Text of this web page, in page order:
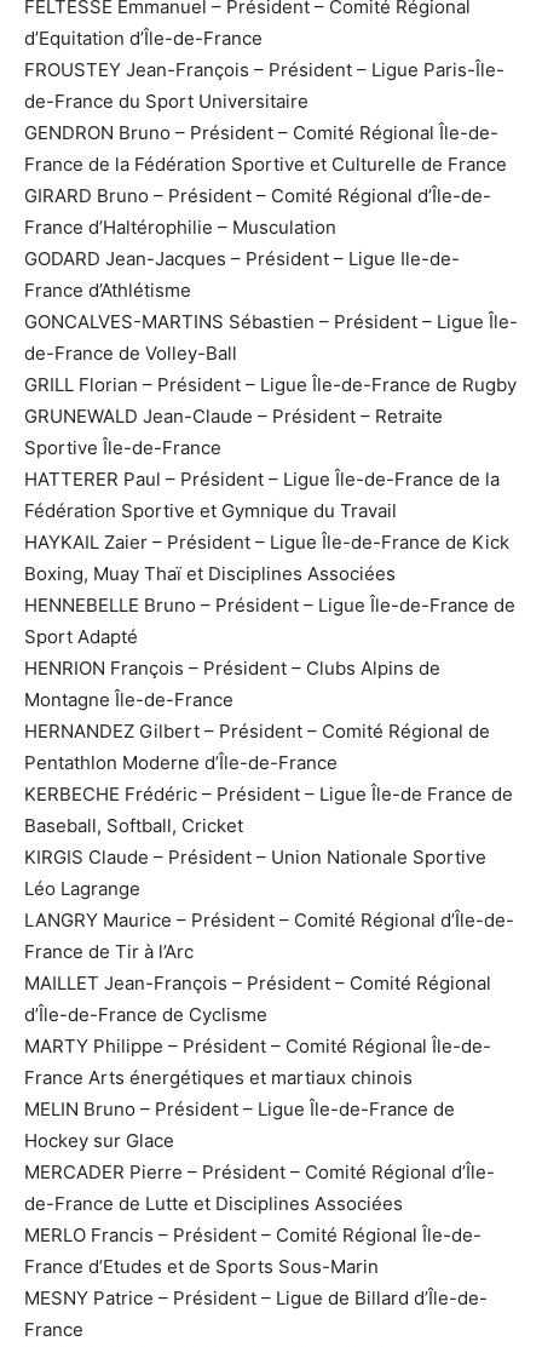
FELTESSE Emmanuel – Président – Comité Régional
d’Equitation d’Île-de-France
FROUSTEY Jean-François – Président – Ligue Paris-Île-
de-France du Sport Universitaire
GENDRON Bruno – Président – Comité Régional Île-de-
France de la Fédération Sportive et Culturelle de France
GIRARD Bruno – Président – Comité Régional d’Île-de-
France d’Haltérophilie – Musculation
GODARD Jean-Jacques – Président – Ligue Ile-de-
France d’Athlétisme
GONCALVES-MARTINS Sébastien – Président – Ligue Île-
de-France de Volley-Ball
GRILL Florian – Président – Ligue Île-de-France de Rugby
GRUNEWALD Jean-Claude – Président – Retraite
Sportive Île-de-France
HATTERER Paul – Président – Ligue Île-de-France de la
Fédération Sportive et Gymnique du Travail
HAYKAIL Zaier – Président – Ligue Île-de-France de Kick
Boxing, Muay Thaï et Disciplines Associées
HENNEBELLE Bruno – Président – Ligue Île-de-France de
Sport Adapté
HENRION François – Président – Clubs Alpins de
Montagne Île-de-France
HERNANDEZ Gilbert – Président – Comité Régional de
Pentathlon Moderne d’Île-de-France
KERBECHE Frédéric – Président – Ligue Île-de France de
Baseball, Softball, Cricket
KIRGIS Claude – Président – Union Nationale Sportive
Léo Lagrange
LANGRY Maurice – Président – Comité Régional d’Île-de-
France de Tir à l’Arc
MAILLET Jean-François – Président – Comité Régional
d’Île-de-France de Cyclisme
MARTY Philippe – Président – Comité Régional Île-de-
France Arts énergétiques et martiaux chinois
MELIN Bruno – Président – Ligue Île-de-France de
Hockey sur Glace
MERCADER Pierre – Président – Comité Régional d’Île-
de-France de Lutte et Disciplines Associées
MERLO Francis – Président – Comité Régional Île-de-
France d’Etudes et de Sports Sous-Marin
MESNY Patrice – Président – Ligue de Billard d’Île-de-
France